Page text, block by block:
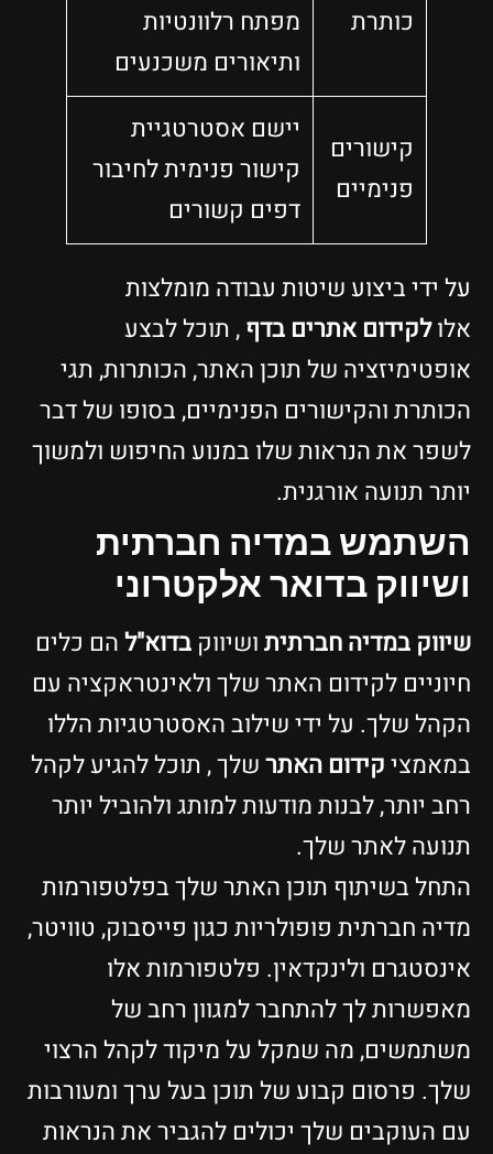
כותרת
מפתח רלוונטיות
ותיאורים משכנעים
קישורים
פנימיים
יישם אסטרטגיית
קישור פנימית לחיבור
דפים קשורים
על ידי ביצוע שיטות עבודה מומלצות
אלולקידום אתרים בדף, תוכל לבצע
אופטימיזציה של תוכן האתר, הכותרות, תגי
הכותרת והקישורים הפנימיים, בסופו של דבר
לשפר את הנראות שלו במנוע החיפוש ולמשוך
יותר תנועה אורגנית.
השתמש במדיה חברתית
ושיווק בדואר אלקטרוני
שיווק במדיה חברתיתושיווק בדוא"להם כלים
חיוניים לקידום האתר שלך ולאינטראקציה עם
הקהל שלך. על ידי שילוב האסטרטגיות הללו
במאמציקידום האתרשלך , תוכל להגיע לקהל
רחב יותר, לבנות מודעות למותג ולהוביל יותר
תנועה לאתר שלך.
התחל בשיתוף תוכן האתר שלך בפלטפורמות
מדיה חברתית פופולריות כגון פייסבוק, טוויטר,
אינסטגרם ולינקדאין. פלטפורמות אלו
מאפשרות לך להתחבר למגוון רחב של
משתמשים, מה שמקל על מיקוד לקהל הרצוי
שלך. פרסום קבוע של תוכן בעל ערך ומעורבות
עם העוקבים שלך יכולים להגביר את הנראות